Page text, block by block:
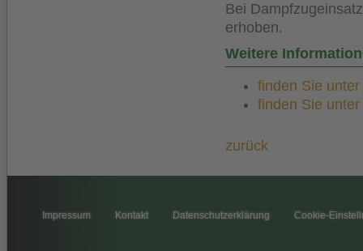
Bei
erhoben.
Weitere
finden Sie
finden Sie
zurück
Impressum Kontakt Datenschutzerklärung Cookie-